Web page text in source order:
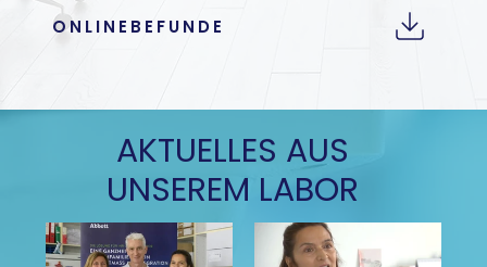
ONLINEBEFUNDE
AKTUELLES AUS
UNSEREM LABOR